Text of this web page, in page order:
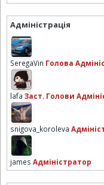
Адміністрація
SeregaVin Голова
lafa Заст. Голови
snigova_koroleva
james Адміністратор